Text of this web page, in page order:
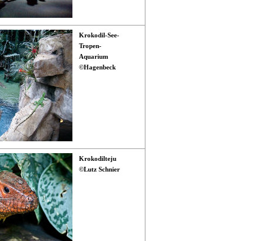
Krokodil-See-
Tropen-
Aquarium
©Hagenbeck
Krokodilteju
©Lutz Schnier